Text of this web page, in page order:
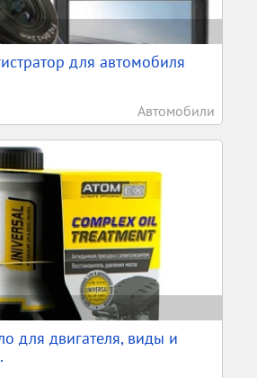
для автомобиля
Автомобили
для двигателя, виды и